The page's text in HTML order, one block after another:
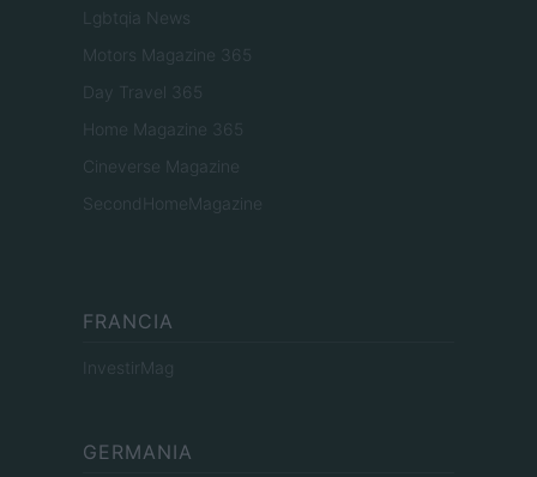
Lgbtqia News
Motors Magazine 365
Day Travel 365
Home Magazine 365
Cineverse Magazine
SecondHomeMagazine
FRANCIA
InvestirMag
GERMANIA